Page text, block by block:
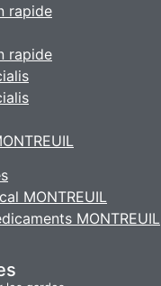
rapide
rapide
MONTREUIL
MONTREUIL